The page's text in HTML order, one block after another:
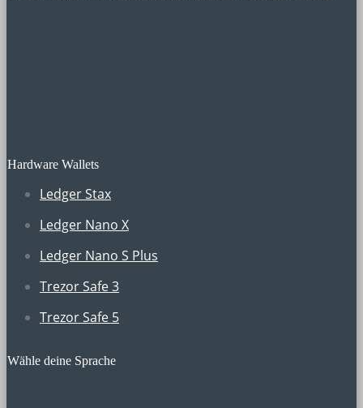
Hardware Wallets
Ledger Stax
Ledger Nano X
Ledger Nano S Plus
Trezor Safe 3
Trezor Safe 5
Wähle deine Sprache